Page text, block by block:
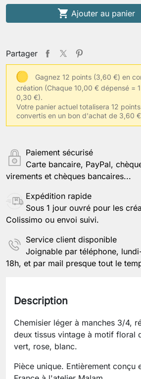
 Ajouter au panier
Partager
Gagnez 12 points (3,60 €) en
création (Chaque 10,00 € dépensé =
0,30 €).
Votre panier actuel totalisera 12
convertis en un bon d'achat de 3,60
Paiement sécurisé
Carte bancaire, PayPal,
virements et chèques bancaires...
Expédition rapide
Sous 1 jour ouvré pour les
Colissimo ou envoi suivi.
Service client disponible
Joignable par téléphone,
18h, et par mail presque tout le
Description
Chemisier léger à manches 3/4,
deux tissus vintage à motif floral
vert, rose, blanc.
Pièce unique. Entièrement conçu